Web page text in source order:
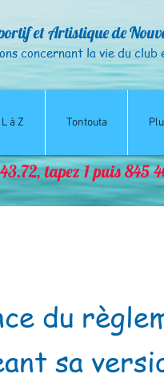
et Artistique de
concernant la vie du club
à Z Tontouta
tapez 1 puis 845
du
sa